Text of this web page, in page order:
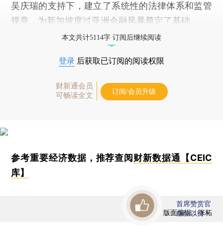
吴庆瑞的支持下，建立了系统性的法律体系和监管
规章，为新加坡度过亚洲金融风暴奠定了基础。
本文共计5114字 订阅后继续阅读
登录 后获取已订阅的阅读权限
财新通会员
可畅读全文
订阅/会员升级
参考重要经济数据，推荐查阅 财新数据通【CEIC
库】
版面编辑：张柘
首席赞赏官
虚位以待